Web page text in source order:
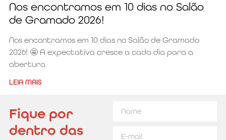
Nos encontramos em 10 dias no Salão
de Gramado 2026!
Nos encontramos em 10 dias no Salão de Gramado
2026! 🤩 A expectativa cresce a cada dia para a
abertura
LEIA MAIS
Fique por
dentro das